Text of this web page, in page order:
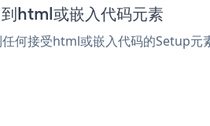
html或嵌入代码元素
何接受html或嵌入代码的Setup元